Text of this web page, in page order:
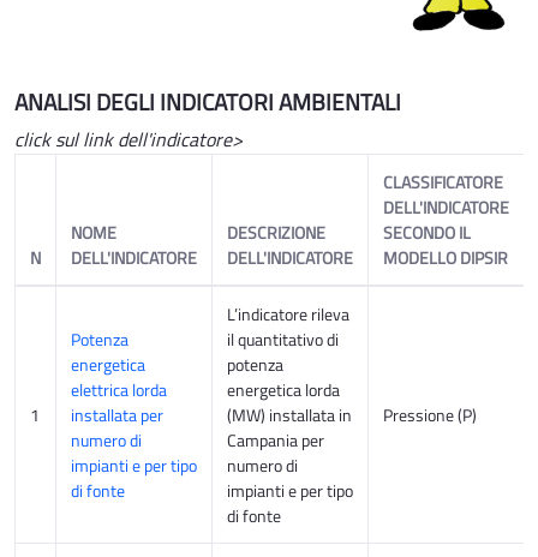
ANALISI DEGLI INDICATORI AMBIENTALI
click sul link dell'indicatore>
N
NOME
DELL'INDICATORE
DESCRIZIONE
DELL'INDICATORE
CLASSIFICATORE
DELL'INDICATORE
SECONDO IL
MODELLO DIPSIR
1
Potenza
energetica
elettrica lorda
installata per
numero di
impianti e per tipo
di fonte
L’indicatore rileva
il quantitativo di
potenza
energetica lorda
(MW) installata in
Campania per
numero di
impianti e per tipo
di fonte
Pressione (P)